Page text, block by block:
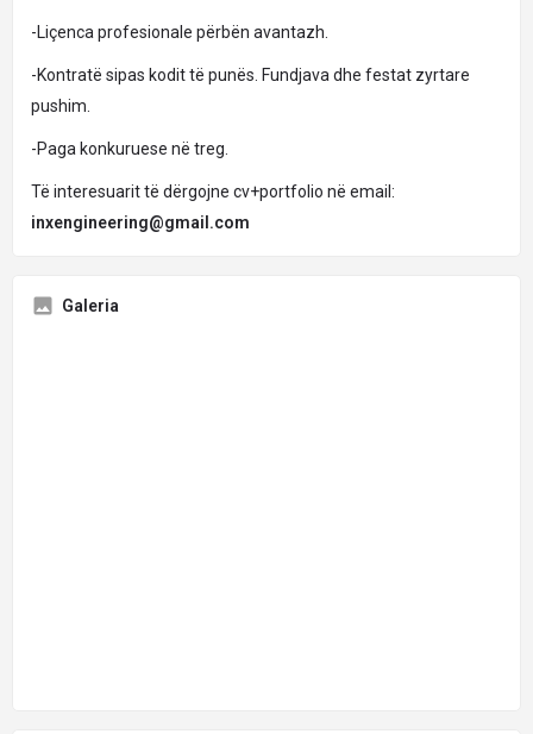
-Liçenca profesionale përbën avantazh.
-Kontratë sipas kodit të punës. Fundjava dhe festat zyrtare
pushim.
-Paga konkuruese në treg.
Të interesuarit të dërgojne cv+portfolio në email:
inxengineering@gmail.com
Galeria